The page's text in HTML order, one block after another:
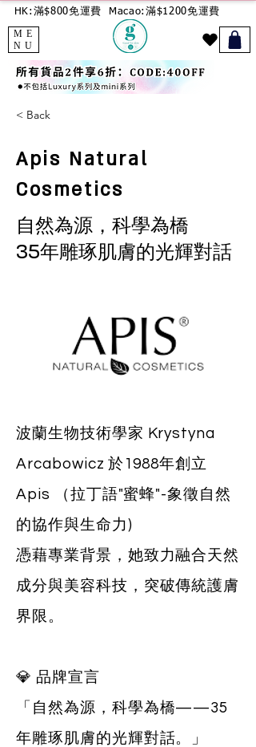
HK:滿$800免運費 Macao:滿$1200免運費
ME
NU
< Back
Apis Natural
Cosmetics
自然為源，科學為橋
35年雕琢肌膚的光輝對話
波蘭生物技術學家 Krystyna
Arcabowicz 於1988年創立
Apis （拉丁語"蜜蜂"-象徵自然
的協作與生命力)
憑藉專業背景，她致力融合天然
成分與美容科技，突破傳統護膚
界限。
💎 品牌宣言
「自然為源，科學為橋——35
年雕琢肌膚的光輝對話。」